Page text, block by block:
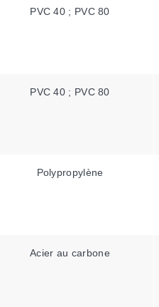
PVC 40 ; PVC 80
PVC 40 ; PVC 80
Polypropylène
Acier au carbone